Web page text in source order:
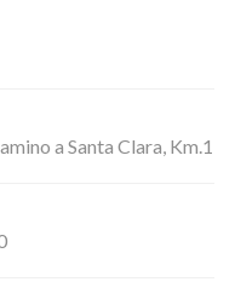
a Santa Clara, Km.1